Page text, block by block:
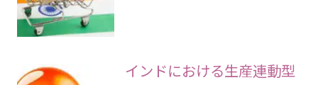
インドにおける生産連動型